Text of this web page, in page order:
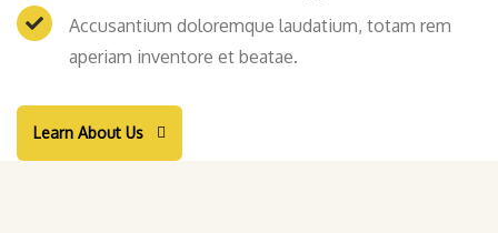
Accusantium doloremque laudatium, totam rem
aperiam inventore et beatae.
Learn About Us